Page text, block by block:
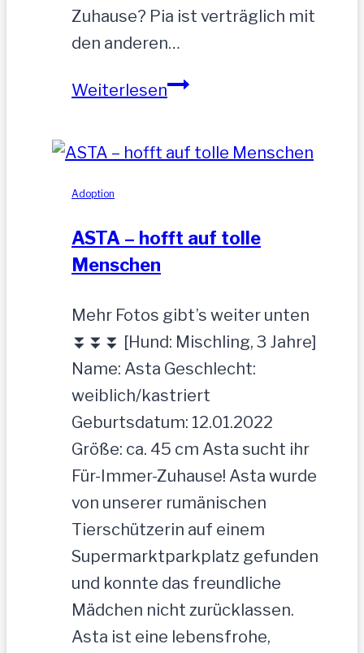
Zuhause? Pia ist verträglich mit
den anderen…
WeiterlesenPIA-
cm
Adoption
ASTA – hofft auf tolle
Menschen
Mehr Fotos gibt’s weiter unten
⏬⏬⏬ [Hund: Mischling, 3 Jahre]
Name: Asta Geschlecht:
weiblich/kastriert
Geburtsdatum: 12.01.2022
Größe: ca. 45 cm Asta sucht ihr
Für-Immer-Zuhause! Asta wurde
von unserer rumänischen
Tierschützerin auf einem
Supermarktparkplatz gefunden
und konnte das freundliche
Mädchen nicht zurücklassen.
Asta ist eine lebensfrohe,